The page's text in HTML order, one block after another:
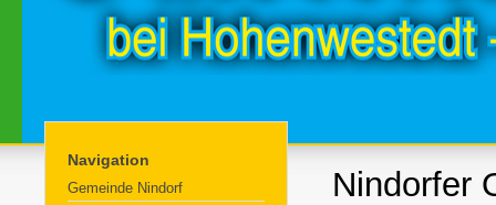
Navigation
Gemeinde Nindorf
Nindorfer